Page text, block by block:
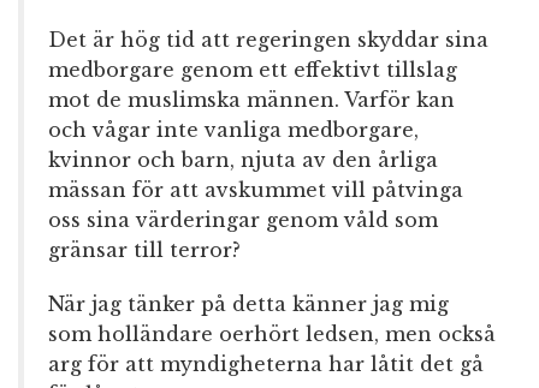
Det är hög tid att regeringen skyddar sina
medborgare genom ett effektivt tillslag
mot de muslimska männen. Varför kan
och vågar inte vanliga medborgare,
kvinnor och barn, njuta av den årliga
mässan för att avskummet vill påtvinga
oss sina värderingar genom våld som
gränsar till terror?
När jag tänker på detta känner jag mig
som holländare oerhört ledsen, men också
arg för att myndigheterna har låtit det gå